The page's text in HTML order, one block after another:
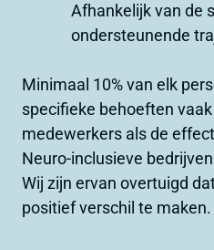
Afhankelijk van de
ondersteunende
Minimaal 10% van elk
specifieke behoeften
medewerkers als de
Neuro-inclusieve
Wij zijn ervan overtuigd
positief verschil te maken.